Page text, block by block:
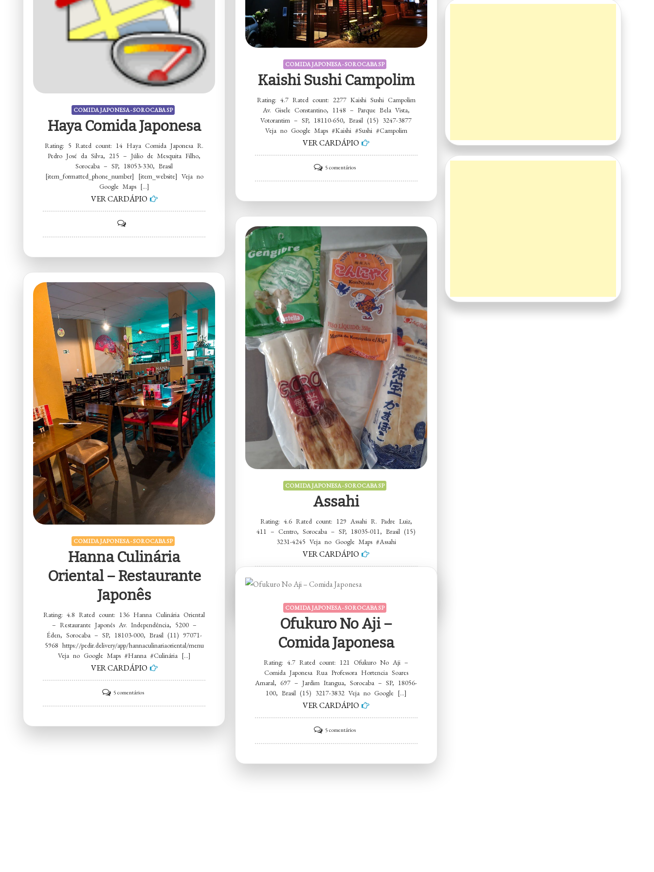
COMIDA JAPONESA - SOROCABA SP
Haya Comida Japonesa
Rating: 5 Rated count: 14 Haya Comida Japonesa R.
Pedro José da Silva, 215 – Júlio de Mesquita Filho,
Sorocaba – SP, 18053-330, Brasil
[item_formatted_phone_number] [item_website] Veja no
Google Maps […]
VER CARDÁPIO
Haya
COMIDA JAPONESA - SOROCABA SP
Kaishi Sushi Campolim
Rating: 4.7 Rated count: 2277 Kaishi Sushi Campolim
Av. Gisele Constantino, 1148 – Parque Bela Vista,
Votorantim – SP, 18110-650, Brasil (15) 3247-3877
Veja no Google Maps #Kaishi #Sushi #Campolim
VER CARDÁPIO
5 comentáriosem
Kaishi
COMIDA JAPONESA - SOROCABA SP
Assahi
Rating: 4.6 Rated count: 129 Assahi R. Padre Luiz,
411 – Centro, Sorocaba – SP, 18035-011, Brasil (15)
3231-4245 Veja no Google Maps #Assahi
VER CARDÁPIO
COMIDA JAPONESA - SOROCABA SP
Hanna Culinária
Oriental – Restaurante
Japonês
Rating: 4.8 Rated count: 136 Hanna Culinária Oriental
– Restaurante Japonês Av. Independência, 5200 –
Éden, Sorocaba – SP, 18103-000, Brasil (11) 97071-
5968 https://pedir.delivery/app/hannaculinariaoriental/menu
Veja no Google Maps #Hanna #Culinária […]
VER CARDÁPIO
5 comentáriosem
Hanna
COMIDA JAPONESA - SOROCABA SP
Ofukuro No Aji –
Comida Japonesa
Rating: 4.7 Rated count: 121 Ofukuro No Aji –
Comida Japonesa Rua Professora Hortencia Soares
Amaral, 697 – Jardim Itangua, Sorocaba – SP, 18056-
100, Brasil (15) 3217-3832 Veja no Google […]
VER CARDÁPIO
5 comentáriosem
Ofukuro